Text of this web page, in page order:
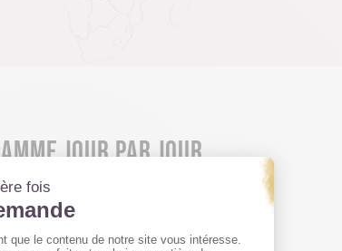
JOUR PAR JOUR